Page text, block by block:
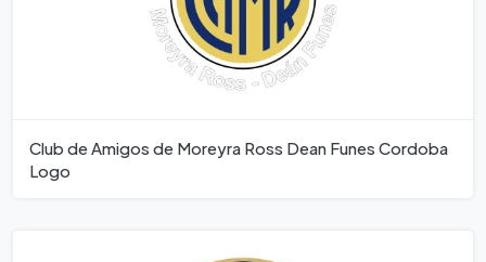
Club de Amigos de Moreyra Ross Dean Funes Cordoba
Logo